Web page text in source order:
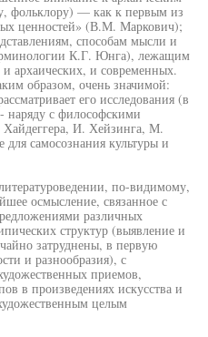
фольклору) — как к первым из
ценностей» (В.М. Маркович);
способам мысли и
К.Г. Юнга), лежащим
архаических, и современных.
образом, очень значимой:
его исследования (в
наряду с философскими
И. Хейзинга, М.
самосознания культуры и
по-видимому,
осмысление, связанное с
различных
структур (выявление и
затруднены, в первую
и разнообразия), с
приемов,
в произведениях искусства и
целым